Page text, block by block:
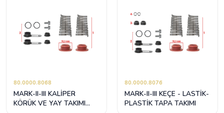
80.0000.8068
MARK-II-III KALİPER
KÖRÜK VE YAY TAKIMI
80.0000.8076
MARK-II-III KEÇE - LASTİK-
PLASTİK TAPA TAKIMI